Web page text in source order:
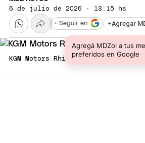
6 de julio de 2026 · 13:15 hs
+Agregar
Agregá MDZol a tus
preferidos en Google
+ Seguir en
KGM Motors Rhino pick-up